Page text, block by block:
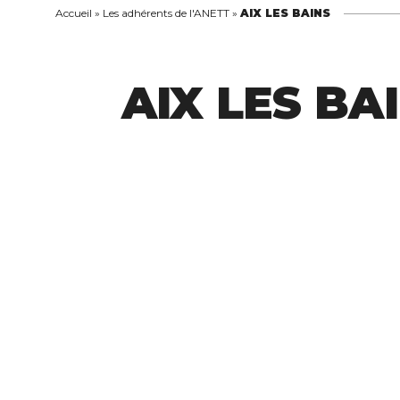
Accueil » Les adhérents de l'ANETT » AIX LES BAINS
AIX LES